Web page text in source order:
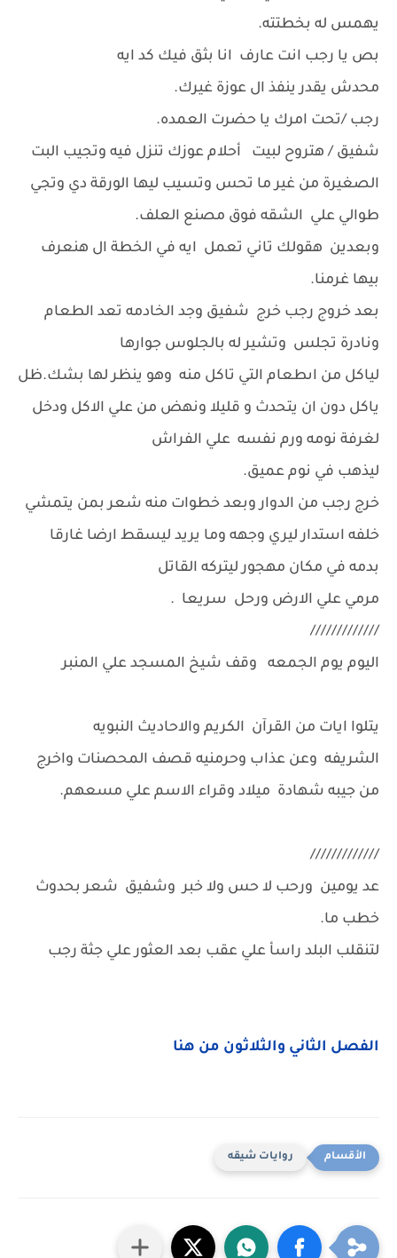
يهمس له بخطتته.
بص يا رجب انت عارف انا بثق فيك كد ايه
محدش يقدر ينفذ ال عوزة غيرك.
رجب /تحت امرك يا حضرت العمده.
شفيق / هتروح لبيت أحلام عوزك تنزل فيه وتجيب البت
الصغيرة من غير ما تحس وتسيب ليها الورقة دي وتجي
طوالي علي الشقه فوق مصنع العلف.
وبعدين هقولك تاني تعمل ايه في الخطة ال هنعرف
بيها غرمنا.
بعد خروج رجب خرج شفيق وجد الخادمه تعد الطعام
ونادرة تجلس وتشير له بالجلوس جوارها
لياكل من اىطعام التي تاكل منه وهو ينظر لها بشك.ظل
ياكل دون ان يتحدث و قليلا ونهض من علي الاكل ودخل
لغرفة نومه ورم نفسه علي الفراش
ليذهب في نوم عميق.
خرج رجب من الدوار وبعد خطوات منه شعر بمن يتمشي
خلفه استدار ليري وجهه وما يريد ليسقط ارضا غارقا
بدمه في مكان مهجور ليتركه القاتل
مرمي علي الارض ورحل سريعا .
/////////////
اليوم يوم الجمعه وقف شيخ المسجد علي المنبر
يتلوا ايات من القرآن الكريم والاحاديث النبويه
الشريفه وعن عذاب وحرمنيه قصف المحصنات واخرج
من جيبه شهادة ميلاد وقراء الاسم علي مسعهم.
/////////////
عد يومين ورحب لا حس ولا خبر وشفيق شعر بحدوث
خطب ما.
لتنقلب البلد راسأ علي عقب بعد العثور علي جثة رجب
الفصل الثاني والثلاثون من هنا
روايات شيقه